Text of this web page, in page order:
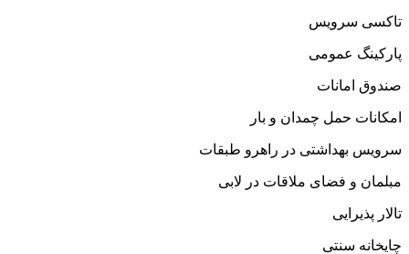
تاکسی سرویس
پارکینگ عمومی
صندوق امانات
امکانات حمل چمدان و بار
سرویس بهداشتی در راهرو طبقات
مبلمان و فضای ملاقات در لابی
تالار پذیرایی
چایخانه سنتی